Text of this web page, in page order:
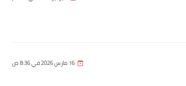
16 مارس 2026 في 8:36 ص